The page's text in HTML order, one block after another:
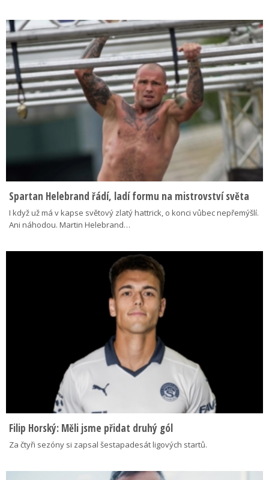
Spartan Helebrand řádí, ladí formu na mistrovství světa
I když už má v kapse světový zlatý hattrick, o konci vůbec nepřemýšlí.
Ani náhodou. Martin Helebrand…
Filip Horský: Měli jsme přidat druhý gól
Za čtyři sezóny si zapsal šestapadesát ligových startů.